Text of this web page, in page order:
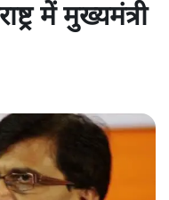
में मुख्यमंत्री